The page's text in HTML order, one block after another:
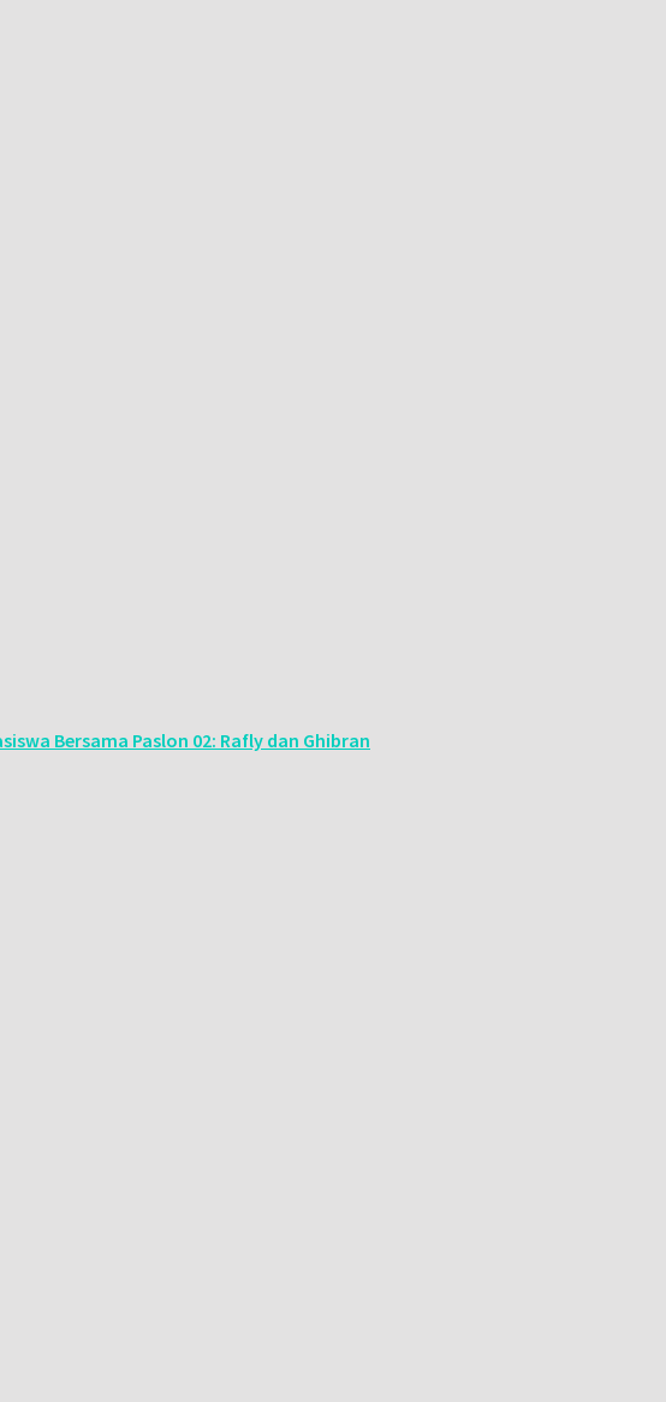
Bersama Paslon 02: Rafly dan Ghibran